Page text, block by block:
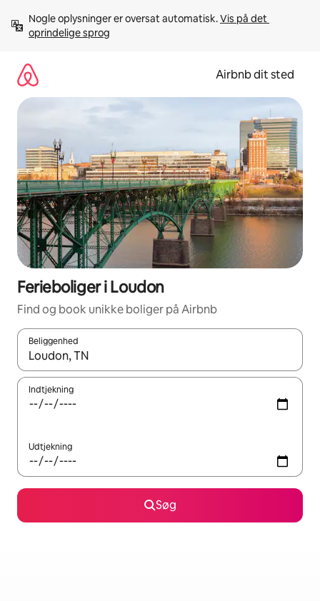
videre
Nogle oplysninger er oversat automatisk. Vis på det
oprindelige sprog
Airbnb dit sted
Ferieboliger i Loudon
Find og book unikke boliger på Airbnb
Beliggenhed
Når resultaterne er tilgængelige, skal du navigere med
Indtjekning
Udtjekning
Søg